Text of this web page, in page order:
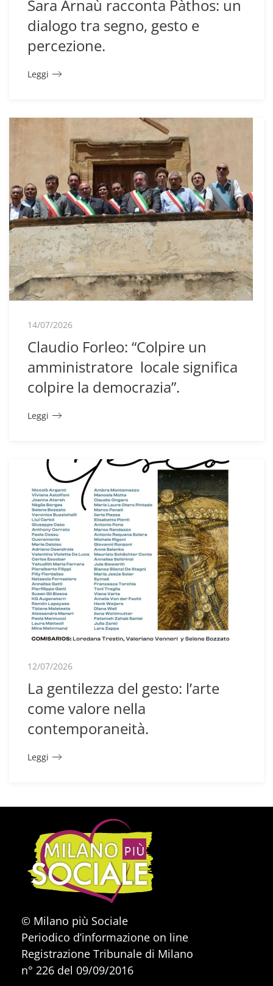
Sara Arnaù racconta Pàthos: un
dialogo tra segno, gesto e
percezione.
Leggi
14/07/2026
Claudio Forleo: “Colpire un
amministratore locale significa
colpire la democrazia”.
Leggi
12/07/2026
La gentilezza del gesto: l’arte
come valore nella
contemporaneità.
Leggi
© Milano più Sociale
Periodico d’informazione on line
Registrazione Tribunale di Milano
n° 226 del 09/09/2016